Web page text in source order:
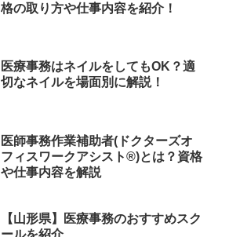
格の取り方や仕事内容を紹介！
医療事務はネイルをしてもOK？適
切なネイルを場面別に解説！
医師事務作業補助者(ドクターズオ
フィスワークアシスト®)とは？資格
や仕事内容を解説
【山形県】医療事務のおすすめスク
ールを紹介